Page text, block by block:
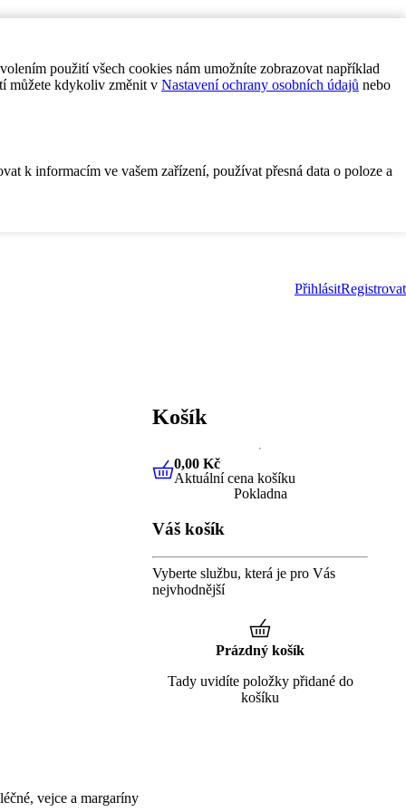
použití všech cookies nám umožníte zobrazovat například
můžete kdykoliv změnit v Nastavení ochrany osobních údajů nebo
k informacím ve vašem zařízení, používat přesná data o poloze a
PřihlásitRegistrovat
vejce a margaríny
Košík
0,00 KčAktuální cena košíku
0,00 Kč
Aktuální cena košíku
Pokladna
Váš košík
Vyberte službu, která je pro Vás
nejvhodnější
Prázdný košík
Tady uvidíte položky přidané do
košíku